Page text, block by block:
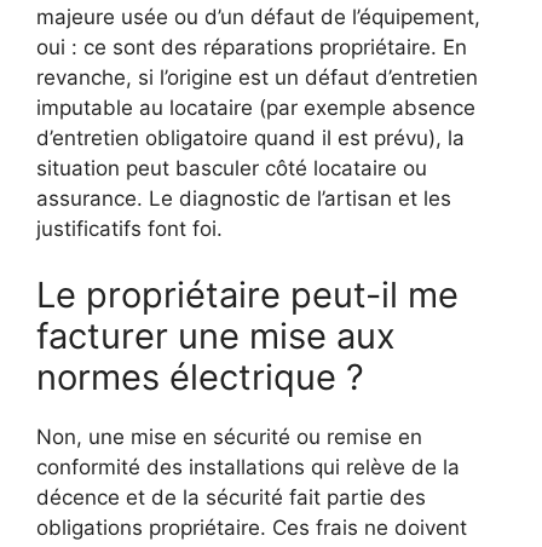
majeure usée ou d’un défaut de l’équipement,
oui : ce sont des réparations propriétaire. En
revanche, si l’origine est un défaut d’entretien
imputable au locataire (par exemple absence
d’entretien obligatoire quand il est prévu), la
situation peut basculer côté locataire ou
assurance. Le diagnostic de l’artisan et les
justificatifs font foi.
Le propriétaire peut-il me
facturer une mise aux
normes électrique ?
Non, une mise en sécurité ou remise en
conformité des installations qui relève de la
décence et de la sécurité fait partie des
obligations propriétaire. Ces frais ne doivent